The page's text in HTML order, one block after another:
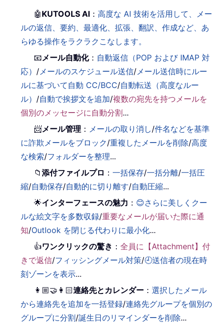
🤖 KUTOOLS AI ：高度な AI 技術を活用して、メー
ルの返信、要約、最適化、拡張、翻訳、作成など、あ
らゆる操作をラクラクこなします。
📧 メール自動化： 自動返信（POP および IMAP 対
応） / メールのスケジュール送信/ メール送信時にルー
ルに基づいて自動 CC/BCC/自動転送（高度なルー
ル） /自動で挨拶文を追加/複数の宛先を持つメールを
個別のメッセージに自動分割...
📨メール管理 ： メールの取り消し/件名などを基準
に詐欺メールをブロック/重複したメールを削除/高度
な検索/フォルダーを整理...
📁添付ファイルプロ ：一括保存/一括分離/一括圧
縮/自動保存/自動的に切り離す/自動圧縮...
🌟インターフェースの魅力 ： 😊さらに美しくクー
ルな絵文字を多数収録/重要なメールが届いた際に通
知/Outlook を閉じる代わりに最小化...
👍ワンクリックの驚き ：全員に【Attachment】付
きで返信/フィッシングメール対策/🕘送信者の現在時
刻ゾーンを表示...
👩🏼‍🤝‍👩🏻連絡先とカレンダー ：選択したメール
から連絡先を追加を一括登録/連絡先グループを個別の
グループに分割/誕生日のリマインダーを削除...